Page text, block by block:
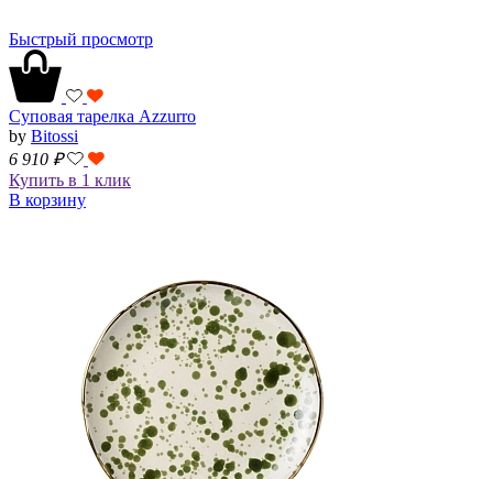
Быстрый просмотр
Суповая тарелка Azzurro
by Bitossi
6 910 ₽
Купить в 1 клик
В корзину